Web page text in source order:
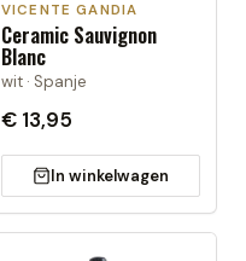
VICENTE GANDIA
Ceramic Sauvignon
Blanc
wit · Spanje
€ 13,95
In winkelwagen